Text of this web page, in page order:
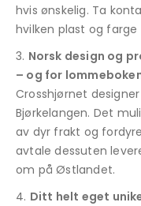
hvis ønskelig. Ta
hvilken plast og
Norsk design og
– og for
Crosshjørnet
Bjørkelangen. Det
av dyr frakt og
avtale dessuten
om på Østlandet.
Ditt helt eget